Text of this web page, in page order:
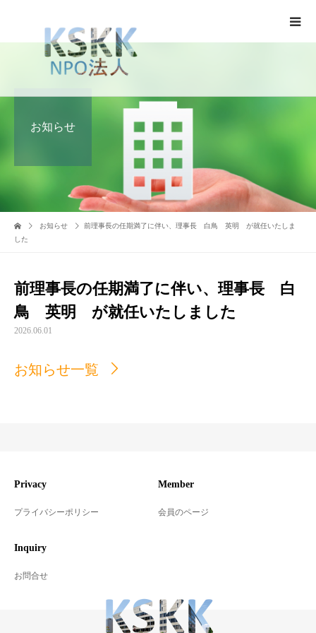
お知らせ
お知らせ
前理事長の任期満了に伴い、理事長 白鳥 英明 が就任いたしま
した
前理事長の任期満了に伴い、理事長 白
鳥 英明 が就任いたしました
2026.06.01
お知らせ
お知らせ一覧
Privacy
プライバシーポリシー
Member
会員のページ
Inquiry
お問合せ